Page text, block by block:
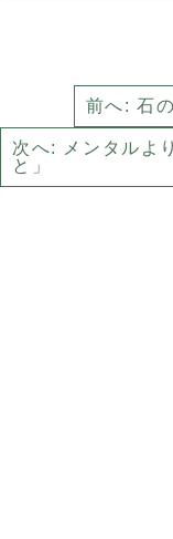
前へ: 石
次へ: メンタルよ
と」